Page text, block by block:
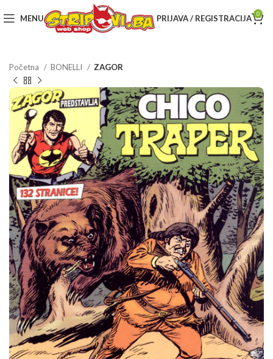
MENU PRIJAVA / REGISTRACIJA 0
Početna BONELLI ZAGOR